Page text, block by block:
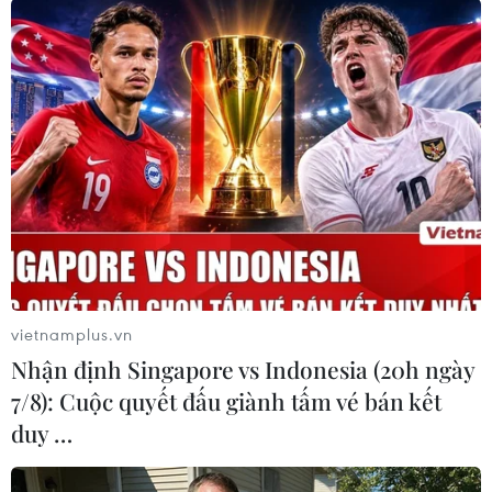
ung thư.
Ngoài Mexico, các bác sỹ ở Nhật Bản cũng sử
dụng liệu pháp tương tự để chữa trị bệnh ung
thư xương nhưng thay hơi nước bằng nitơ lỏng
để hạ nhiệt vùng bệnh và tiêu diệt tế bào ung
thư./.
(TTXVN/Vietnam+)
vietnamplus.vn
Nhận định Singapore vs Indonesia (20h ngày
7/8): Cuộc quyết đấu giành tấm vé bán kết
duy …